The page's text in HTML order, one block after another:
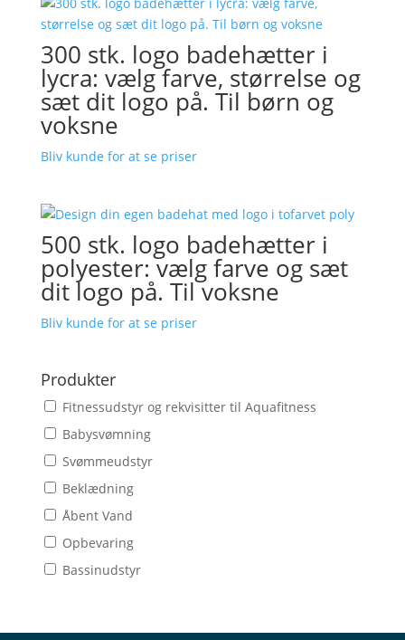
300 stk. logo badehætter i
lycra: vælg farve, størrelse og
sæt dit logo på. Til børn og
voksne
Bliv kunde for at se priser
500 stk. logo badehætter i
polyester: vælg farve og sæt
dit logo på. Til voksne
Bliv kunde for at se priser
Produkter
Fitnessudstyr og rekvisitter til Aquafitness
Babysvømning
Svømmeudstyr
Beklædning
Åbent Vand
Opbevaring
Bassinudstyr